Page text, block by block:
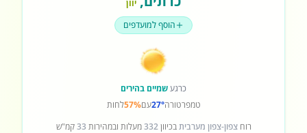
יוון
הוסף למועדפים
כרגעשמיים בהירים
טמפרטורה27°עם57%לחות
רוחצפון-צפון מערביתבכיוון332מעלות ובמהירות 33קמ"ש